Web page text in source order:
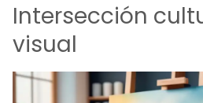
Intersección
visual